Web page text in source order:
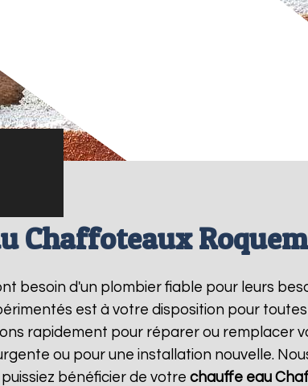
Chaffoteaux
besoin d'un plombier fiable pour leurs
est à votre disposition pour
rapidement pour réparer ou remplacer
ou pour une installation nouvelle.
bénéficier de votre chauffe eau